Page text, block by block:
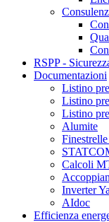
RSPP -
Documentazioni
Listino
Listino
Listino
Alumite
Calcoli
Inverter
AIdoc
Efficienza